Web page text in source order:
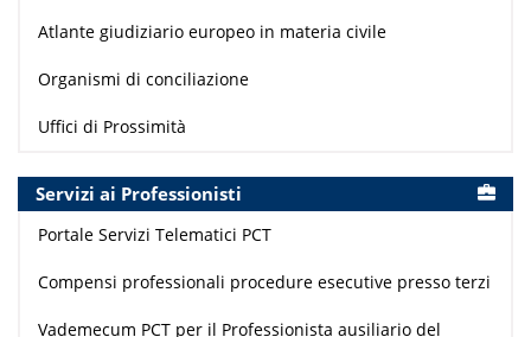
Atlante giudiziario europeo in materia civile
Organismi di conciliazione
Uffici di Prossimità
Servizi ai Professionisti
Portale Servizi Telematici PCT
Compensi professionali procedure esecutive presso terzi
Vademecum PCT per il Professionista ausiliario del